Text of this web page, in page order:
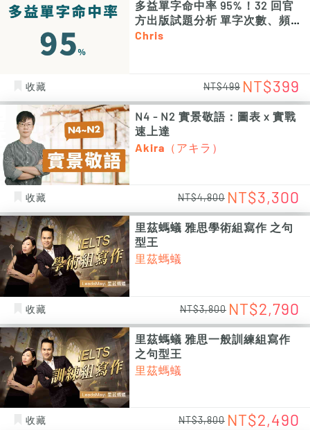
多益單字命中率 95%！32 回官
方出版試題分析 單字次數、頻率
統計 PDF 電子檔（非影片課程）
Chris
收藏 NT$499 NT$399
N4 - N2 實景敬語：圖表 x 實戰
速上達
Akira（アキラ）
收藏 NT$4,800 NT$3,300
里茲螞蟻 雅思學術組寫作 之句
型王
里茲螞蟻
收藏 NT$3,800 NT$2,790
里茲螞蟻 雅思一般訓練組寫作
之句型王
里茲螞蟻
收藏 NT$3,800 NT$2,490